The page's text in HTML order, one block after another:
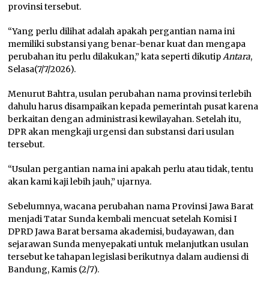
provinsi tersebut.
“Yang perlu dilihat adalah apakah pergantian nama ini
memiliki substansi yang benar-benar kuat dan mengapa
perubahan itu perlu dilakukan,” kata seperti dikutipAntara,
Selasa(7/7/2026).
Menurut Bahtra, usulan perubahan nama provinsi terlebih
dahulu harus disampaikan kepada pemerintah pusat karena
berkaitan dengan administrasi kewilayahan. Setelah itu,
DPR akan mengkaji urgensi dan substansi dari usulan
tersebut.
“Usulan pergantian nama ini apakah perlu atau tidak, tentu
akan kami kaji lebih jauh,” ujarnya.
Sebelumnya, wacana perubahan nama Provinsi Jawa Barat
menjadi Tatar Sunda kembali mencuat setelah Komisi I
DPRD Jawa Barat bersama akademisi, budayawan, dan
sejarawan Sunda menyepakati untuk melanjutkan usulan
tersebut ke tahapan legislasi berikutnya dalam audiensi di
Bandung, Kamis (2/7).